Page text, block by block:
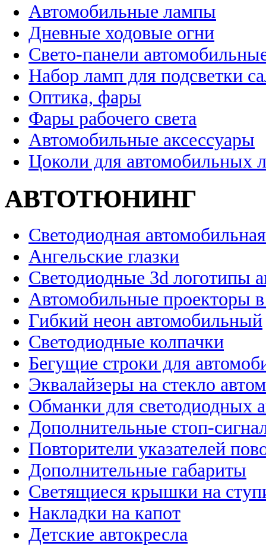
Автомобильные лампы
Дневные ходовые огни
Свето-панели
Набор ламп для подсветки
Оптика, фары
Фары рабочего света
Автомобильные аксессуары
Цоколи для автомобильных
АВТОТЮНИНГ
Светодиодная
Ангельские глазки
Светодиодные 3d логотипы
Автомобильные проекторы
Гибкий неон автомобильный
Светодиодные колпачки
Бегущие строки для
Эквалайзеры на стекло
Обманки для светодиодных
Дополнительные стоп-
Повторители указателей
Дополнительные габариты
Светящиеся крышки на
Накладки на капот
Детские автокресла